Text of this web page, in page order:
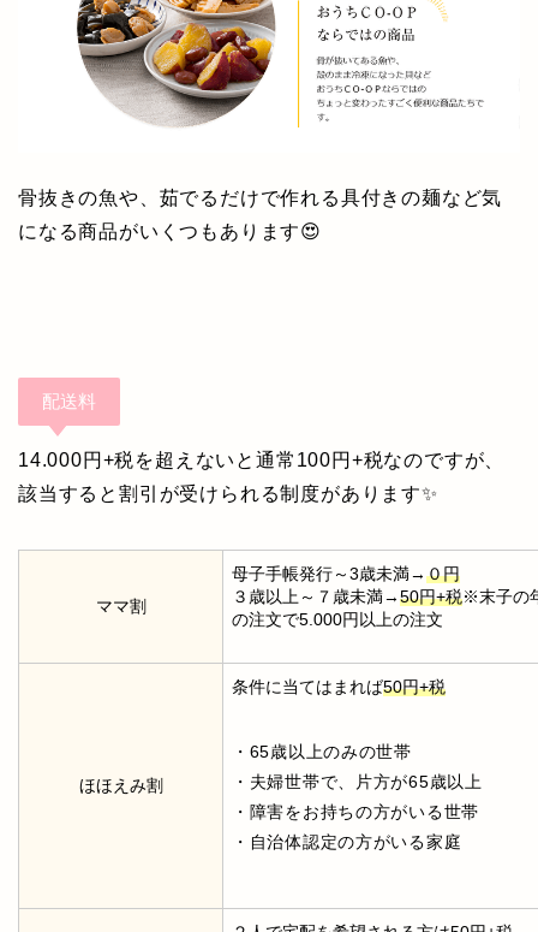
骨抜きの魚や、茹でるだけで作れる具付きの麺など気
になる商品がいくつもあります😍
配送料
14.000円+税を超えないと 通常100円+税なのですが、
該当すると割引が受けられる制度があります✨
ママ割
母子手帳発行～3歳未満→０円
３歳以上～７歳未満→50円+税※末子の
の注文で5.000円以上の注文
ほほえみ割
条件に当てはまれば50円+税
・65歳以上のみの世帯
・夫婦世帯で、片方が65歳以上
・障害をお持ちの方がいる世帯
・自治体認定の方がいる家庭